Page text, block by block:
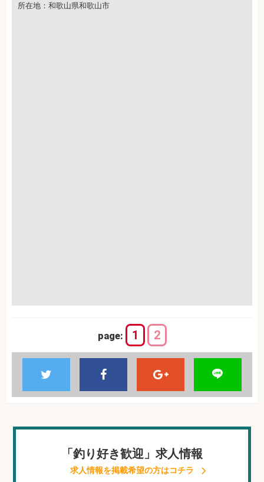
所在地：和歌山県和歌山市
page: 1 2
「釣り好き歓迎」求人情報
求人情報を掲載希望の方はコチラ